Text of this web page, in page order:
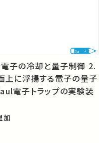
子の冷却と量子制御 2.
上に浮揚する電子の量子
加